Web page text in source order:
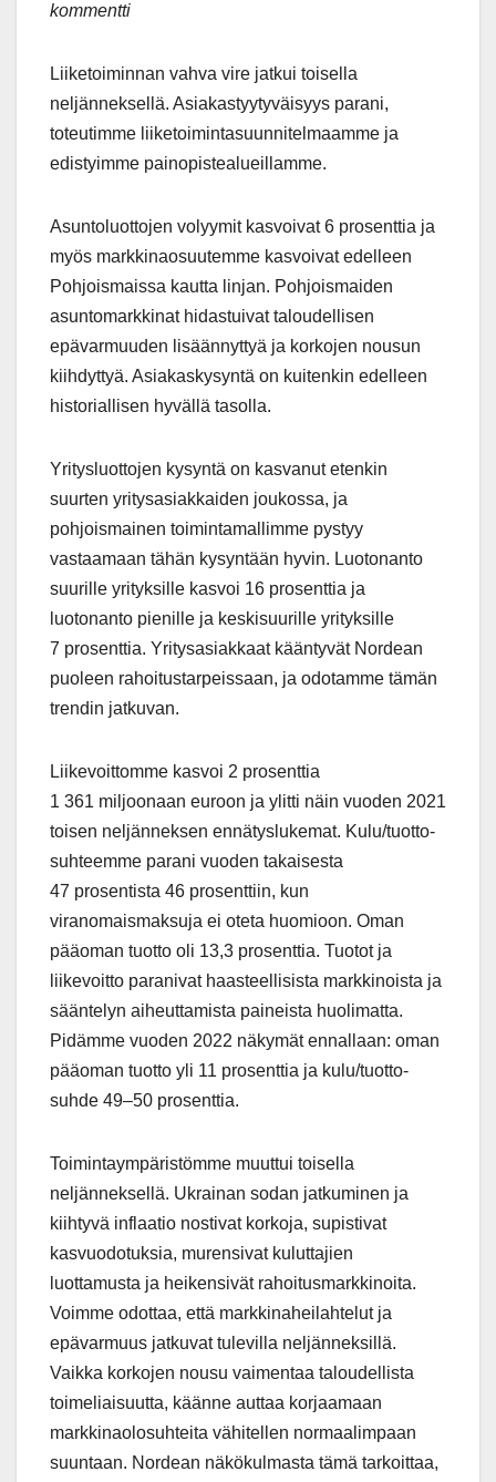
kommentti
Liiketoiminnan vahva vire jatkui toisella
neljänneksellä. Asiakastyytyväisyys parani,
toteutimme liiketoimintasuunnitelmaamme ja
edistyimme painopistealueillamme.
Asuntoluottojen volyymit kasvoivat 6 prosenttia ja
myös markkinaosuutemme kasvoivat edelleen
Pohjoismaissa kautta linjan. Pohjoismaiden
asuntomarkkinat hidastuivat taloudellisen
epävarmuuden lisäännyttyä ja korkojen nousun
kiihdyttyä. Asiakaskysyntä on kuitenkin edelleen
historiallisen hyvällä tasolla.
Yritysluottojen kysyntä on kasvanut etenkin
suurten yritysasiakkaiden joukossa, ja
pohjoismainen toimintamallimme pystyy
vastaamaan tähän kysyntään hyvin. Luotonanto
suurille yrityksille kasvoi 16 prosenttia ja
luotonanto pienille ja keskisuurille yrityksille
7 prosenttia. Yritysasiakkaat kääntyvät Nordean
puoleen rahoitustarpeissaan, ja odotamme tämän
trendin jatkuvan.
Liikevoittomme kasvoi 2 prosenttia
1 361 miljoonaan euroon ja ylitti näin vuoden 2021
toisen neljänneksen ennätyslukemat. Kulu/tuotto-
suhteemme parani vuoden takaisesta
47 prosentista 46 prosenttiin, kun
viranomaismaksuja ei oteta huomioon. Oman
pääoman tuotto oli 13,3 prosenttia. Tuotot ja
liikevoitto paranivat haasteellisista markkinoista ja
sääntelyn aiheuttamista paineista huolimatta.
Pidämme vuoden 2022 näkymät ennallaan: oman
pääoman tuotto yli 11 prosenttia ja kulu/tuotto-
suhde 49–50 prosenttia.
Toimintaympäristömme muuttui toisella
neljänneksellä. Ukrainan sodan jatkuminen ja
kiihtyvä inflaatio nostivat korkoja, supistivat
kasvuodotuksia, murensivat kuluttajien
luottamusta ja heikensivät rahoitusmarkkinoita.
Voimme odottaa, että markkinaheilahtelut ja
epävarmuus jatkuvat tulevilla neljänneksillä.
Vaikka korkojen nousu vaimentaa taloudellista
toimeliaisuutta, käänne auttaa korjaamaan
markkinaolosuhteita vähitellen normaalimpaan
suuntaan. Nordean näkökulmasta tämä tarkoittaa,